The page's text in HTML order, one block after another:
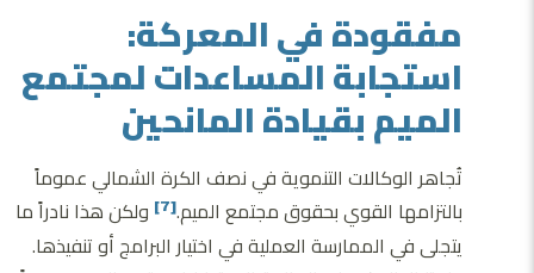
مفقودة في المعركة:
استجابة المساعدات لمجتمع
الميم بقيادة المانحين
تُجاهر الوكالات التنموية في نصف الكرة الشمالي عموماً
بالتزامها القوي بحقوق مجتمع الميم.[7]
ولكن هذا نادراً ما
يتجلى في الممارسة العملية في اختيار البرامج أو تنفيذها.